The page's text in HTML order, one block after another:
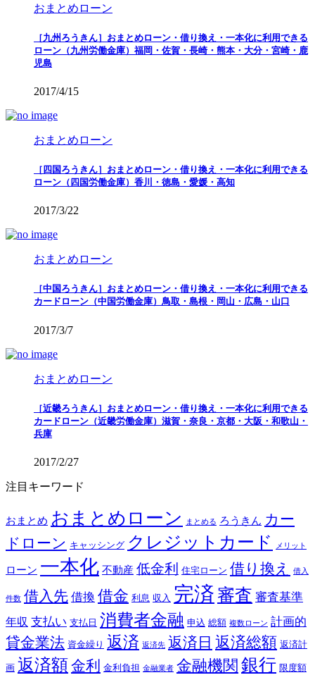
おまとめローン
［九州ろうきん］おまとめローン・借り換え・一本化に利用できる
ローン（九州労働金庫）福岡・佐賀・長崎・熊本・大分・宮崎・鹿
児島
2017/4/15
おまとめローン
［四国ろうきん］おまとめローン・借り換え・一本化に利用できる
ローン（四国労働金庫）香川・徳島・愛媛・高知
2017/3/22
おまとめローン
［中国ろうきん］おまとめローン・借り換え・一本化に利用できる
カードローン（中国労働金庫）鳥取・島根・岡山・広島・山口
2017/3/7
おまとめローン
［近畿ろうきん］おまとめローン・借り換え・一本化に利用できる
カードローン（近畿労働金庫）滋賀・奈良・京都・大阪・和歌山・
兵庫
2017/2/27
注目キーワード
おまとめ おまとめローン まとめる ろうきん カー
ドローン キャッシング クレジットカード メリット
ローン 一本化 不動産 低金利 住宅ローン 借り換え 借入
件数 借入先 借換 借金 利息 収入 完済 審査 審査基準
年収 支払い 支払日 消費者金融 申込 総額 複数ローン 計画的
貸金業法 資金繰り 返済 返済先 返済日 返済総額 返済計
画 返済額金利 金利負担 金融業者 金融機関 銀行 限度額